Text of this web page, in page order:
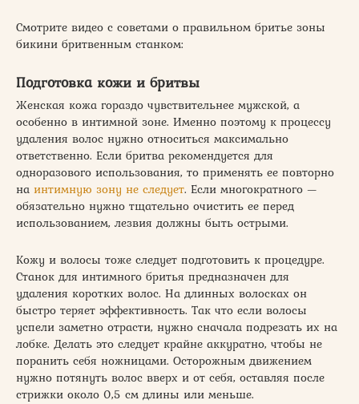
Смотрите видео с советами о правильном бритье зоны
бикини бритвенным станком:
Подготовка кожи и бритвы
Женская кожа гораздо чувствительнее мужской, а
особенно в интимной зоне. Именно поэтому к процессу
удаления волос нужно относиться максимально
ответственно. Если бритва рекомендуется для
одноразового использования, то применять ее повторно
на интимную зону не следует. Если многократного —
обязательно нужно тщательно очистить ее перед
использованием, лезвия должны быть острыми.
Кожу и волосы тоже следует подготовить к процедуре.
Станок для интимного бритья предназначен для
удаления коротких волос. На длинных волосках он
быстро теряет эффективность. Так что если волосы
успели заметно отрасти, нужно сначала подрезать их на
лобке. Делать это следует крайне аккуратно, чтобы не
поранить себя ножницами. Осторожным движением
нужно потянуть волос вверх и от себя, оставляя после
стрижки около 0,5 см длины или меньше.